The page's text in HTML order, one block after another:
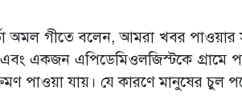
অমল গীতে বলেন, আমরা খবর পাওয়ার
একজন এপিডেমিওলজিস্টকে গ্রামে
পাওয়া যায়। যে কারণে মানুষের চুল